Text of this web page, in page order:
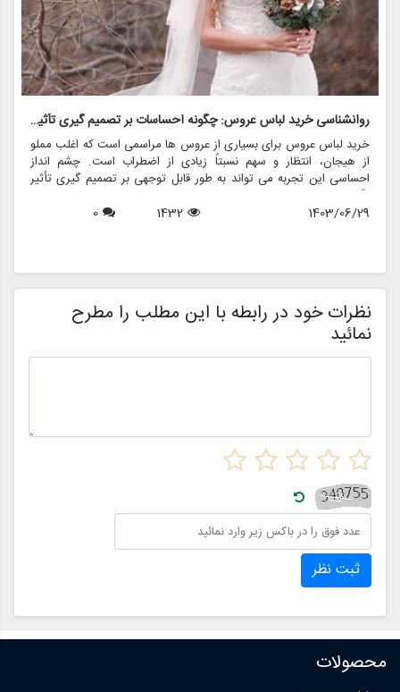
روانشناسی خرید لباس عروس: چگونه احساسات بر تصمیم گیری تأثیر می گذارد
خرید لباس عروس برای بسیاری از عروس ها مراسمی است که اغلب مملو
از هیجان، انتظار و سهم نسبتاً زیادی از اضطراب است. چشم انداز
احساسی این تجربه می تواند به طور قابل توجهی بر تصمیم گیری تأثیر
بگذارد و منجر به انتخاب هایی شود که نه تنها سبک شخصی بلکه عوامل
روانی عمیق تری را نیز منعکس می کند. در این مقاله، روانشناسی خرید
1403/06/29
1432
0
نظرات خود در رابطه با این مطلب را مطرح
نمائید
ثبت نظر
محصولات